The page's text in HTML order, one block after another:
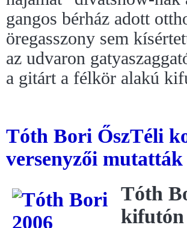
gangos bérház adott
öregasszony sem
az udvaron
a gitárt a félkör alakú
Tóth Bori ŐszTéli
versenyzői mutatták
Tóth
kifutón